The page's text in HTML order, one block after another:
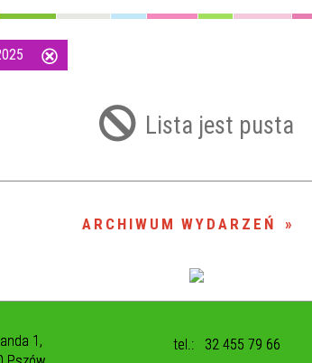
Lista jest pusta
ARCHIWUM WYDARZEŃ
1,
tel.: 32 455 79 66